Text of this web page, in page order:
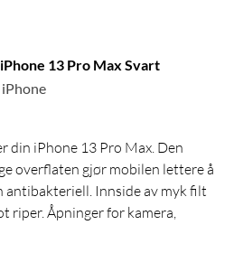
13 Pro Max Svart
din iPhone 13 Pro Max. Den
overflaten gjør mobilen lettere å
antibakteriell. Innside av myk filt
riper. Åpninger for kamera,